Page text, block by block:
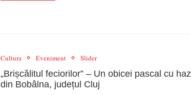
Cultura Eveniment Slider
„Brișcălitul feciorilor” – Un obicei pascal cu haz
din Bobâlna, județul Cluj